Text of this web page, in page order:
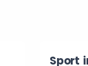
Sport